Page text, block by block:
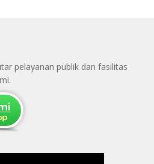
pelayanan publik dan fasilitas